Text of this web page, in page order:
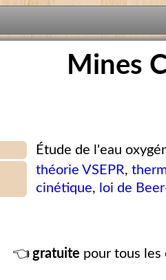
Mines
Étude de l'eau
théorie VSEPR,
cinétique, loi de
👈 gratuite pour tous les